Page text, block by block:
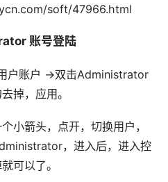
soft/47966.html
账号登陆
户账户 ->双击Administrator
掉，应用。
小箭头，点开，切换用户，
，进入后，进入控
可以了。